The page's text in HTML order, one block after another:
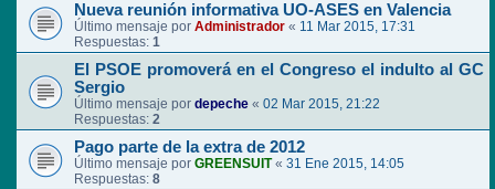
Nueva reunión informativa UO-ASES en Valencia
Último mensaje por Administrador « 11 Mar 2015, 17:31
Respuestas: 1
El PSOE promoverá en el Congreso el indulto al GC
Sergio
Último mensaje por depeche « 02 Mar 2015, 21:22
Respuestas: 2
Pago parte de la extra de 2012
Último mensaje por GREENSUIT« 31 Ene 2015, 14:05
Respuestas: 8